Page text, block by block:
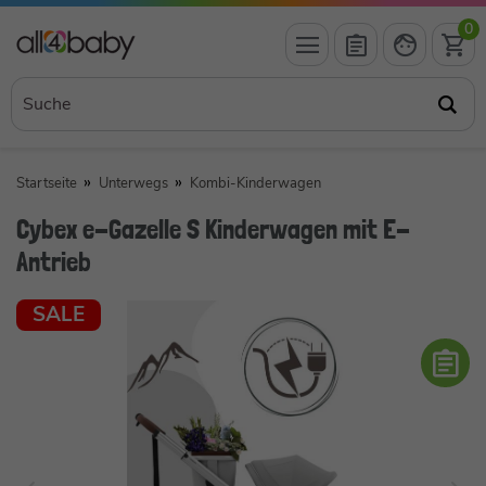
0
Startseite Unterwegs Kombi-Kinderwagen
Cybex e-Gazelle S Kinderwagen mit E-
Antrieb
SALE